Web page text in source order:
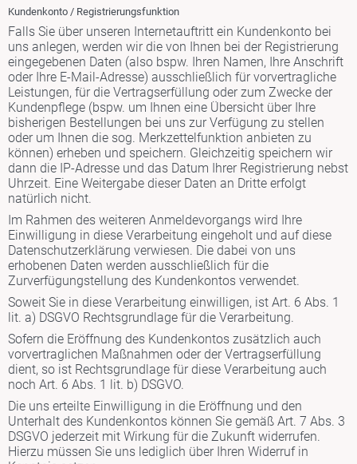
Kundenkonto / Registrierungsfunktion
Falls Sie über unseren Internetauftritt ein Kundenkonto bei
uns anlegen, werden wir die von Ihnen bei der Registrierung
eingegebenen Daten (also bspw. Ihren Namen, Ihre Anschrift
oder Ihre E-Mail-Adresse) ausschließlich für vorvertragliche
Leistungen, für die Vertragserfüllung oder zum Zwecke der
Kundenpflege (bspw. um Ihnen eine Übersicht über Ihre
bisherigen Bestellungen bei uns zur Verfügung zu stellen
oder um Ihnen die sog. Merkzettelfunktion anbieten zu
können) erheben und speichern. Gleichzeitig speichern wir
dann die IP-Adresse und das Datum Ihrer Registrierung nebst
Uhrzeit. Eine Weitergabe dieser Daten an Dritte erfolgt
natürlich nicht.
Im Rahmen des weiteren Anmeldevorgangs wird Ihre
Einwilligung in diese Verarbeitung eingeholt und auf diese
Datenschutzerklärung verwiesen. Die dabei von uns
erhobenen Daten werden ausschließlich für die
Zurverfügungstellung des Kundenkontos verwendet.
Soweit Sie in diese Verarbeitung einwilligen, ist Art. 6 Abs. 1
lit. a) DSGVO Rechtsgrundlage für die Verarbeitung.
Sofern die Eröffnung des Kundenkontos zusätzlich auch
vorvertraglichen Maßnahmen oder der Vertragserfüllung
dient, so ist Rechtsgrundlage für diese Verarbeitung auch
noch Art. 6 Abs. 1 lit. b) DSGVO.
Die uns erteilte Einwilligung in die Eröffnung und den
Unterhalt des Kundenkontos können Sie gemäß Art. 7 Abs. 3
DSGVO jederzeit mit Wirkung für die Zukunft widerrufen.
Hierzu müssen Sie uns lediglich über Ihren Widerruf in